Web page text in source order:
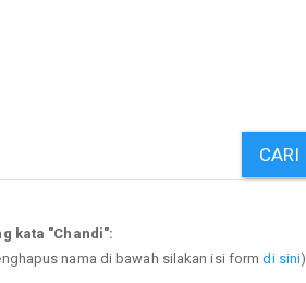
CARI
kata "Chandi":
nama di bawah silakan isi formdi sini)